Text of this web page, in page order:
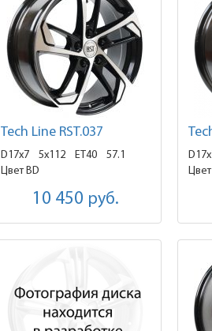
Tech Line RST.037
D17x7 5x112 ET40
57.1
Цвет BD
10 450 руб.